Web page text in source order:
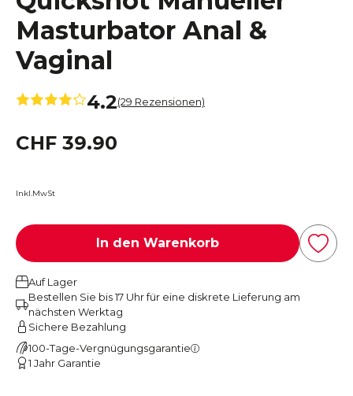
Masturbator Anal &
Vaginal
4.2(29 Rezensionen)
CHF 39.90
Inkl.MwSt
In den Warenkorb
Auf Lager
Bestellen Sie bis 17 Uhr für eine diskrete Lieferung am
nächsten Werktag
Sichere Bezahlung
100-Tage-Vergnügungsgarantie
1 Jahr Garantie